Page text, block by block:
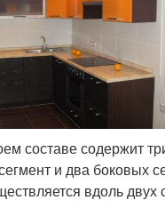
составе содержит
и два боковых
вдоль двух